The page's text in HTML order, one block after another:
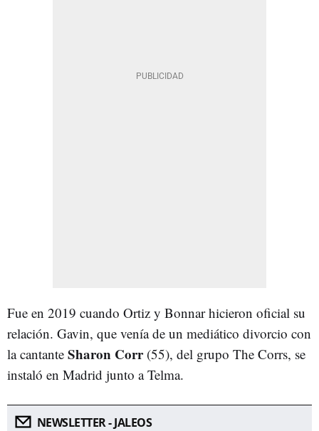
Fue en 2019 cuando Ortiz y Bonnar hicieron oficial su
relación. Gavin, que venía de un mediático divorcio con
la cantante Sharon Corr(55), del grupo The Corrs, se
instaló en Madrid junto a Telma.
NEWSLETTER - JALEOS